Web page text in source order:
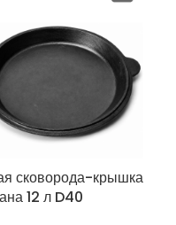
сковорода-крышка
12 л D40